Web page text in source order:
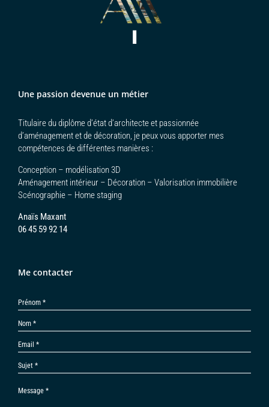
Une passion devenue un métier
Titulaire du diplôme d’état d’architecte et passionnée
d’aménagement et de décoration, je peux vous apporter mes
compétences de différentes manières :
Conception – modélisation 3D
Aménagement intérieur – Décoration – Valorisation immobilière
Scénographie – Home staging
Anaïs Maxant
06 45 59 92 14
Me contacter